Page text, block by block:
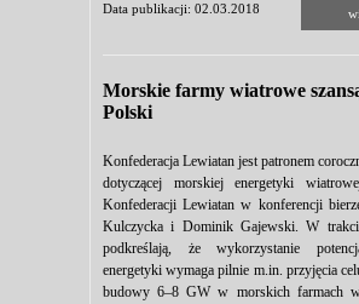
Data publikacji: 02.03.2018
Morskie farmy wiatrowe
Polski
Konfederacja Lewiatan jest patronem
dotyczącej morskiej energetyki
Konfederacji Lewiatan w konferencji
Kulczycka i Dominik Gajewski. W
podkreślają, że wykorzystanie
energetyki wymaga pilnie m.in. przyjęcia
budowy 6–8 GW w morskich farmach